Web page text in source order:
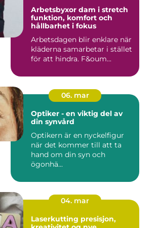
Arbetsbyxor dam i stretch
funktion, komfort och
hållbarhet i fokus
Arbetsdagen blir enklare när
kläderna samarbetar i stället
för att hindra. F&oum...
06. mar
Optiker - en viktig del av
din synvård
Optikern är en nyckelfigur
när det kommer till att ta
hand om din syn och
ögonhä...
04. mar
Laserkutting presisjon,